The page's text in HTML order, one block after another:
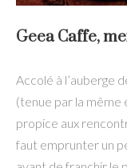
Geea Caffe,
Accolé à l’auberge
(tenue par la même
propice aux
faut emprunter un